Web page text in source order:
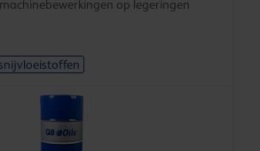
op legeringen